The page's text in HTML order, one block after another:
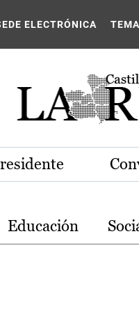
La
ELECTRÓNICA
Educación